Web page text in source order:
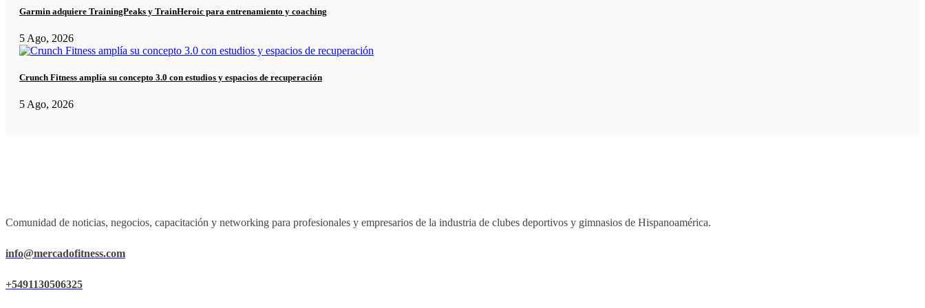
Garmin adquiere TrainingPeaks y TrainHeroic para entrenamiento y coaching
5 Ago, 2026
Crunch Fitness amplía su concepto 3.0 con estudios y espacios de recuperación
5 Ago, 2026
Comunidad de noticias, negocios, capacitación y networking para profesionales y empresarios de la industria de clubes deportivos y gimnasios de Hispanoamérica.
info@mercadofitness.com
+5491130506325